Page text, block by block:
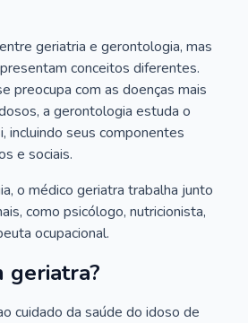
geriatria e gerontologia, mas
conceitos diferentes.
preocupa com as doenças mais
a gerontologia estuda o
incluindo seus componentes
e sociais.
o médico geriatra trabalha junto
como psicólogo, nutricionista,
ocupacional.
geriatra?
cuidado da saúde do idoso de